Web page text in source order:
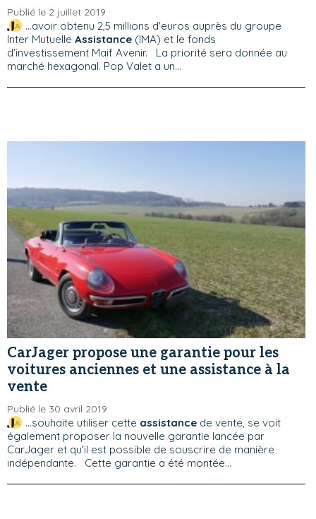
Publié le 2 juillet 2019
...avoir obtenu 2,5 millions d'euros auprès du groupe
Inter Mutuelle Assistance (IMA) et le fonds
d'investissement Maif Avenir. La priorité sera donnée au
marché hexagonal. Pop Valet a un...
CarJager propose une garantie pour les
voitures anciennes et une assistance à la
vente
Publié le 30 avril 2019
...souhaite utiliser cette assistancede vente, se voit
également proposer la nouvelle garantie lancée par
CarJager et qu'il est possible de souscrire de manière
indépendante. Cette garantie a été montée...